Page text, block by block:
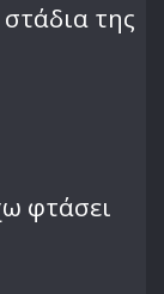
της
φτάσει